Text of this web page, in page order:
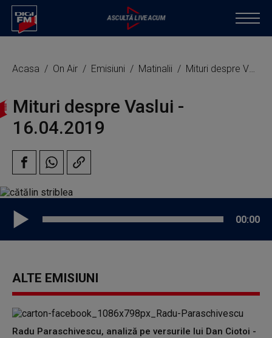
Acasa On Air Emisiuni Matinalii Mituri despre Vaslui
Mituri despre Vaslui -
16.04.2019
00:00
ALTE EMISIUNI
Radu Paraschivescu, analiză pe versurile lui Dan Ciotoi -